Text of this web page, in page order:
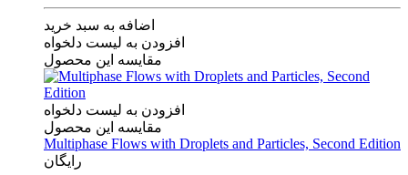
اضافه به سبد خرید
افزودن به لیست دلخواه
مقایسه این محصول
افزودن به لیست دلخواه
مقایسه این محصول
Multiphase Flows with Droplets and Particles, Second Edition
رایگان